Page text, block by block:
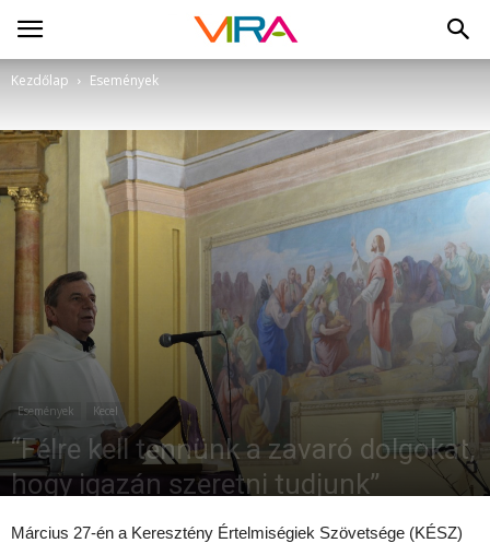
Kezdőlap Események
Események Kecel
“Félre kell tennünk a zavaró dolgokat,
hogy igazán szeretni tudjunk”
Március 27-én a Keresztény Értelmiségiek Szövetsége (KÉSZ)